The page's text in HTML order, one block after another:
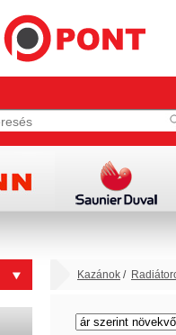
Kazánok /